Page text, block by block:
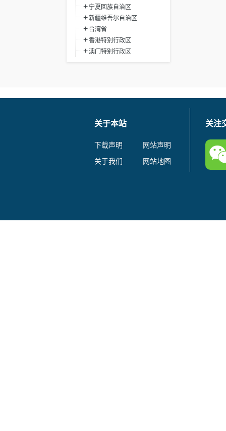
宁夏回族自治区
新疆维吾尔自治区
台湾省
香港特别行政区
澳门特别行政区
关于本站
下载声明
网站声明
关于我们
网站地图
关注